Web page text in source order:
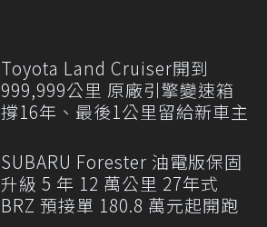
Toyota Land Cruiser開到
999,999公里 原廠引擎變速箱
撐16年、最後1公里留給新車主
SUBARU Forester 油電版保固
升級 5 年 12 萬公里 27年式
BRZ 預接單 180.8 萬元起開跑